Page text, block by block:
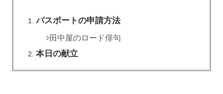
パスポートの申請方法
田中屋のロード俳句
本日の献立